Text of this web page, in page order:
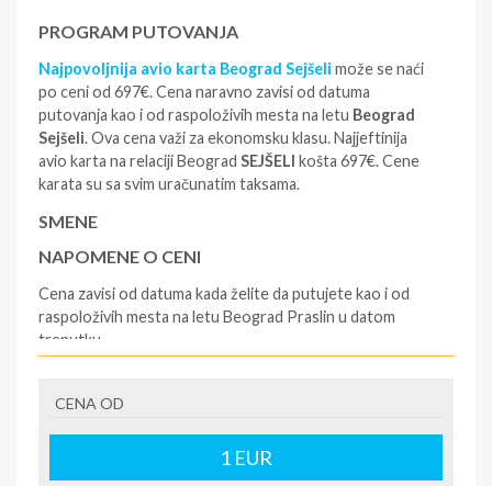
PROGRAM PUTOVANJA
Najpovoljnija avio karta Beograd Sejšeli može se naći
po ceni od 697€. Cena naravno zavisi od datuma
putovanja kao i od raspoloživih mesta na letu Beograd
Sejšeli. Ova cena važi za ekonomsku klasu. Najjeftinija
avio karta na relaciji Beograd SEJŠELI košta 697€. Cene
karata su sa svim uračunatim taksama.
SMENE
NAPOMENE O CENI
Cena zavisi od datuma kada želite da putujete kao i od
raspoloživih mesta na letu Beograd Praslin u datom
trenutku.
Cena avio karte i takse
U CENU NIJE UKLJUČENO
CENA OD
1 EUR